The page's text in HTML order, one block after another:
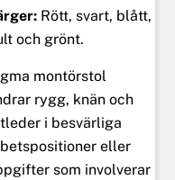
Rött, svart, blått,
och grönt.
montörstol
rygg, knän och
i besvärliga
eller
som involverar